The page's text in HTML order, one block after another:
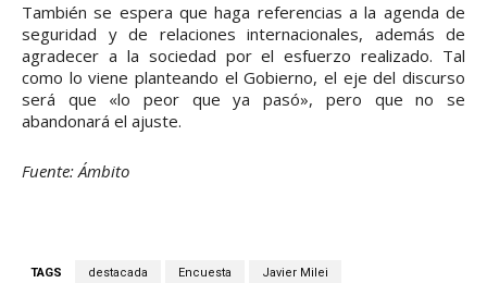
También se espera que haga referencias a la agenda de
seguridad y de relaciones internacionales, además de
agradecer a la sociedad por el esfuerzo realizado. Tal
como lo viene planteando el Gobierno, el eje del discurso
será que «lo peor que ya pasó», pero que no se
abandonará el ajuste.
Fuente: Ámbito
TAGS destacada Encuesta Javier Milei